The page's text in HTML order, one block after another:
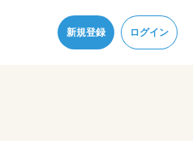
新規登録
ログイン